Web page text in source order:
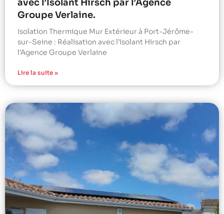
avec l’Isolant Hirsch par l’Agence
Groupe Verlaine.
Isolation Thermique Mur Extérieur à Port-Jérôme-
sur-Seine : Réalisation avec l’Isolant Hirsch par
l’Agence Groupe Verlaine
Lire la suite »